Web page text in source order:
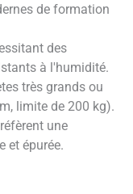
de formation
des
à l'humidité.
très grands ou
limite de 200 kg).
une
et épurée.